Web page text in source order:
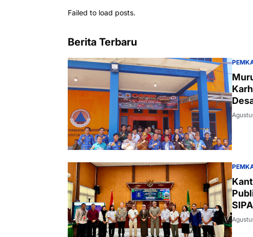
Failed to load posts.
Berita Terbaru